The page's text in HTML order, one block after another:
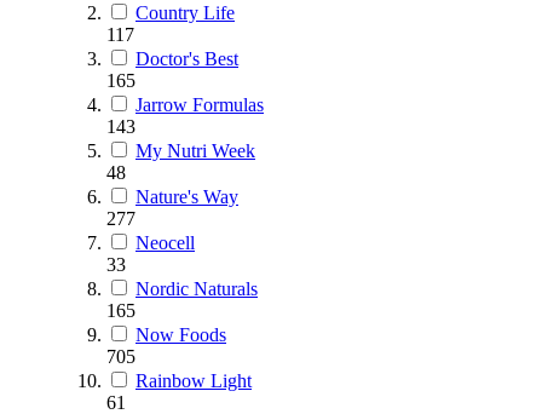
Country Life
117
Doctor's Best
165
Jarrow Formulas
143
My Nutri Week
48
Nature's Way
277
Neocell
33
Nordic Naturals
165
Now Foods
705
Rainbow Light
61